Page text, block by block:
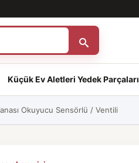
Küçük Ev Aletleri Yedek Parçaları
Okuyucu Sensörlü / Ventili